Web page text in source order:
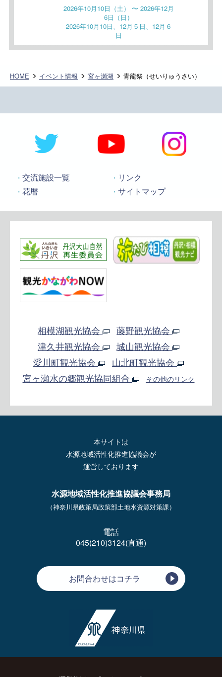
2026年10月10日（土） 〜 2026年12月
6日（日）
2026年10月10日、12月５日、12月６
日
HOME イベント情報 宮ヶ瀬湖 青龍祭（せいりゅうさい）
交流施設一覧
リンク
花暦
サイトマップ
相模湖観光協会
藤野観光協会
津久井観光協会
城山観光協会
愛川町観光協会
山北町観光協会
宮ヶ瀬水の郷観光協同組合
その他のリンク
本サイトは
水源地域活性化推進協議会が
運営しております
水源地域活性化推進協議会事務局
（神奈川県政策局政策部土地水資源対策課）
電話
045(210)3124(直通)
お問合わせはコチラ